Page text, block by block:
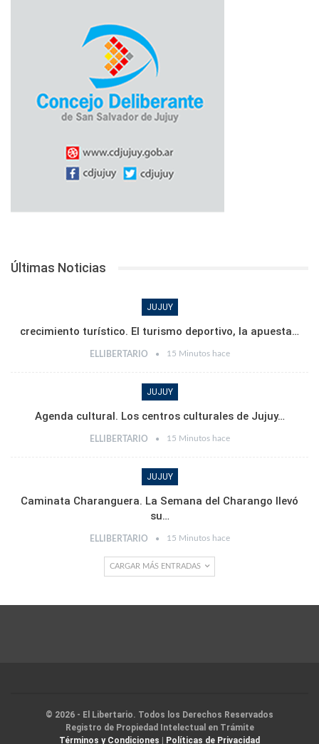
Últimas Noticias
JUJUY
crecimiento turístico. El turismo deportivo, la apuesta…
ELLIBERTARIO 15 Minutos hace
JUJUY
Agenda cultural. Los centros culturales de Jujuy…
ELLIBERTARIO 15 Minutos hace
JUJUY
Caminata Charanguera. La Semana del Charango llevó
su…
ELLIBERTARIO 15 Minutos hace
CARGAR MÁS ENTRADAS
© 2026 - El Libertario. Todos los Derechos Reservados
Registro de Propiedad Intelectual en Trámite
Términos y Condiciones
Políticas de Privacidad